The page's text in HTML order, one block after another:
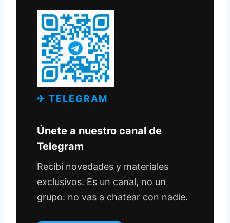
✈ TELEGRAM
Únete a nuestro canal de
Telegram
Recibí novedades y materiales
exclusivos. Es un canal, no un
grupo: no vas a chatear con nadie.